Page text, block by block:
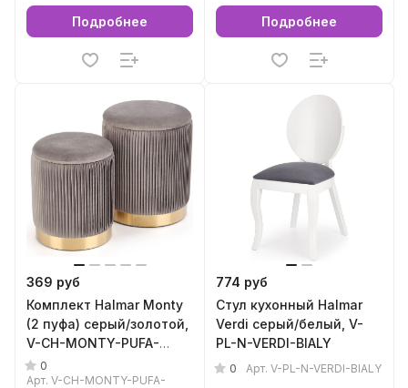
Подробнее Подробнее
369 руб
Комплект Halmar Monty
(2 пуфа) серый/золотой,
V-CH-MONTY-PUFA-
POPIEL
0
Арт. V-CH-MONTY-PUFA-
774 руб
Стул кухонный Halmar
Verdi серый/белый, V-
PL-N-VERDI-BIALY
0 Арт. V-PL-N-VERDI-BIALY